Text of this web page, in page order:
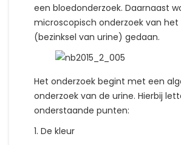
een bloedonderzoek. Daarnaast
microscopisch onderzoek van
(bezinksel van urine) gedaan.
Het onderzoek begint met een
onderzoek van de urine. Hierbij
onderstaande punten:
1. De kleur